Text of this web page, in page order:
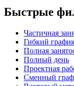
Быстрые
Частичная
Гибкий
Полная
Полный день
Проектная
Сменный